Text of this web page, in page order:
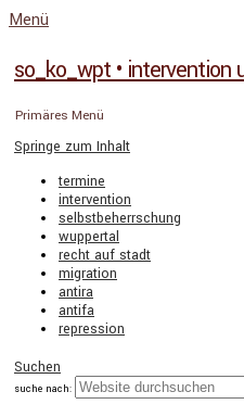
Menü
so_ko_wpt • intervention
Primäres Menü
Springe zum Inhalt
termine
intervention
selbstbeherrschung
wuppertal
recht auf stadt
migration
antira
antifa
repression
Suchen
suche nach: